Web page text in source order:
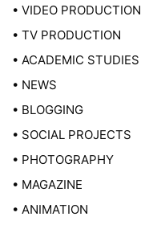
• VIDEO PRODUCTION
• TV PRODUCTION
• ACADEMIC STUDIES
• NEWS
• BLOGGING
• SOCIAL PROJECTS
• PHOTOGRAPHY
• MAGAZINE
• ANIMATION